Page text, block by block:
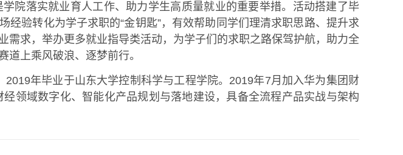
学院落实就业育人工作、助力学生高质量就业的重要举措。活动搭建了毕
经验转化为学子求职的“金钥匙”，有效帮助同学们理清求职思路、提升求
需求，举办更多就业指导类活动，为学子们的求职之路保驾护航，助力全
道上乘风破浪、逐梦前行。
2019年毕业于山东大学控制科学与工程学院。2019年7月加入华为集团财
领域数字化、智能化产品规划与落地建设，具备全流程产品实战与架构